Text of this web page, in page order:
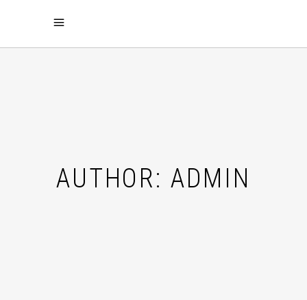
AUTHOR: ADMIN